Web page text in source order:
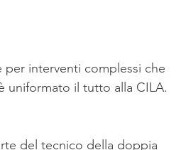
per interventi complessi che
uniformato il tutto alla CILA.
del tecnico della doppia